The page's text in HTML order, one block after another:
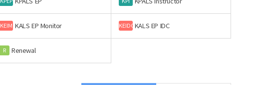
KEIM KALS EP Monitor KEIDC KALS EP IDC
R Renewal